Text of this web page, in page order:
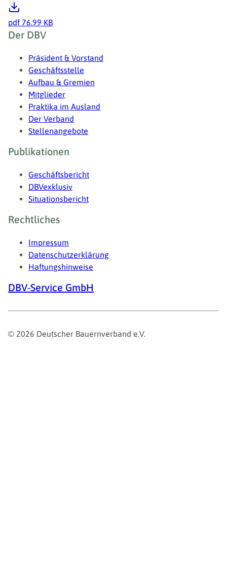
pdf 76.99 KB
Fußzeile
Der DBV
Präsident & Vorstand
Geschäftsstelle
Aufbau & Gremien
Mitglieder
Praktika im Ausland
Der Verband
Stellenangebote
Publikationen
Geschäftsbericht
DBVexklusiv
Situationsbericht
Rechtliches
Impressum
Datenschutzerklärung
Haftungshinweise
DBV-Service GmbH
© 2026 Deutscher Bauernverband e.V.